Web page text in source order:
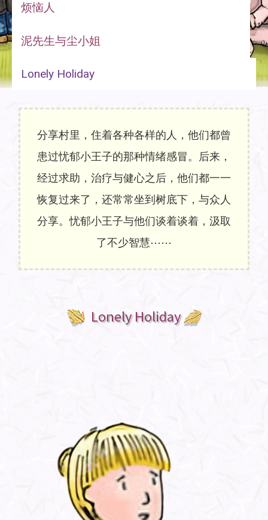
烦恼人
泥先生与尘小姐
Lonely Holiday
分享村里，住着各种各样的人，他们都曾
患过忧郁小王子的那种情绪感冒。后来，
经过求助，治疗与健心之后，他们都一一
恢复过来了，还常常坐到树底下，与众人
分享。忧郁小王子与他们谈着谈着，汲取
了不少智慧⋯⋯
Lonely Holiday